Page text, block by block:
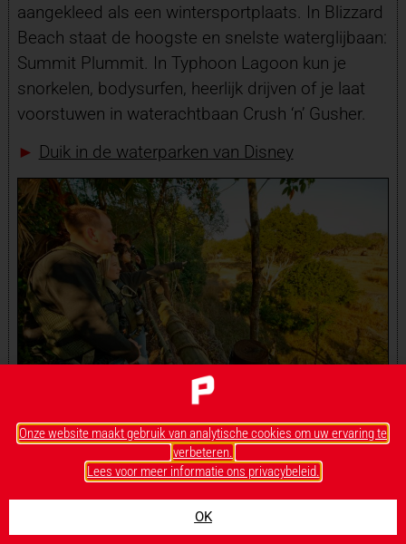
aangekleed als een wintersportplaats. In Blizzard
Beach staat de hoogste en snelste waterglijbaan:
Summit Plummit. In Typhoon Lagoon kun je
snorkelen, bodysurfen, heerlijk drijven of je laat
voorstuwen in waterachtbaan Crush ‘n’ Gusher.
► Duik in de waterparken van Disney
Onbekend Disney
Ontdek de plekjes in Disney World die niet door
miljoenen bezoekers worden bezocht. Zoals de
Onze website maakt gebruik van analytische cookies om uw ervaring te
verbeteren.
Lees voor meer informatie ons privacybeleid.
OK